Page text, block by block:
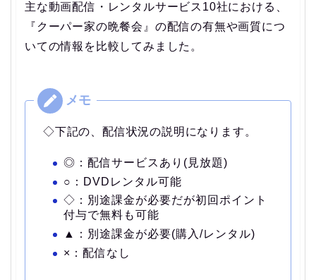
主な動画配信・レンタルサービス10社における、
『クーパー家の晩餐会』の配信の有無や画質につ
いての情報を比較してみました。
◇下記の、配信状況の説明になります。
◎：配信サービスあり(見放題)
○：DVDレンタル可能
◇：別途課金が必要だが初回ポイント
付与で無料も可能
▲：別途課金が必要(購入/レンタル)
×：配信なし